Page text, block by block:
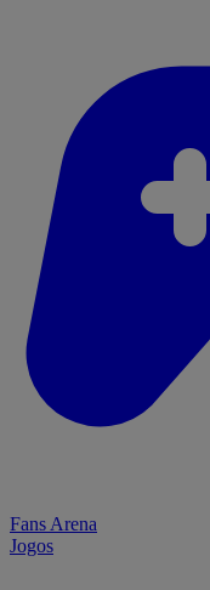
Fans Arena
Jogos